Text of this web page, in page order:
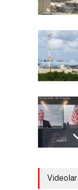
Videolar